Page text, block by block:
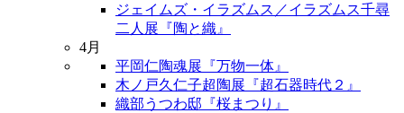
ジェイムズ・イラズムス／イラズムス千尋
二人展『陶と織』
4月
平岡仁陶魂展『万物一体』
木ノ戸久仁子超陶展『超石器時代２』
織部うつわ邸『桜まつり』